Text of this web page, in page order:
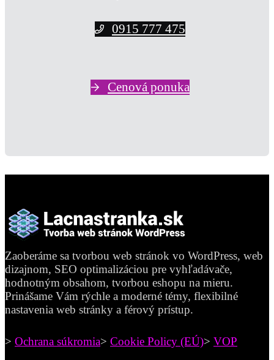
0915 777 475
Cenová ponuka
Zaoberáme sa tvorbou web stránok vo WordPress, web
dizajnom, SEO optimalizáciou pre vyhľadávače,
hodnotným obsahom, tvorbou eshopu na mieru.
Prinášame Vám rýchle a moderné témy, flexibilné
nastavenia web stránky a férový prístup.
> Ochrana súkromia> Cookie Policy (EÚ)> VOP